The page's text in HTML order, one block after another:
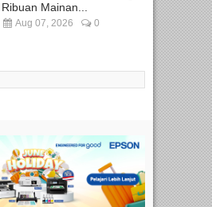
Ribuan Mainan...
Aug 07, 2026 0